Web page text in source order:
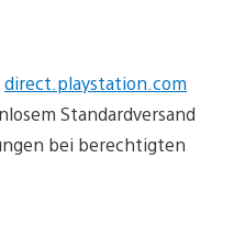
direct.playstation.com
Standardversand
bei berechtigten